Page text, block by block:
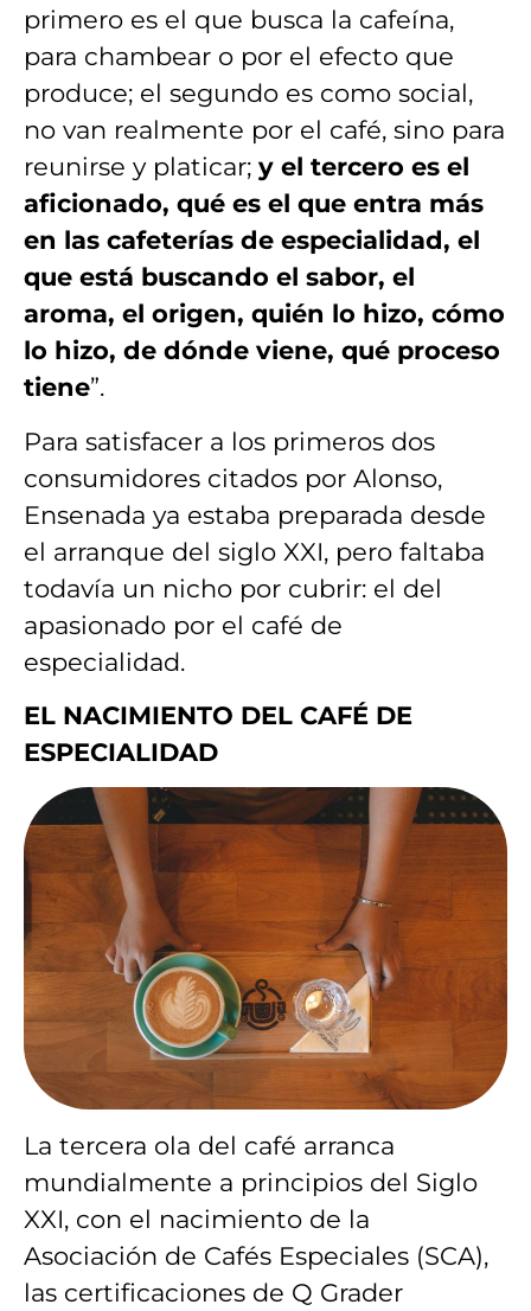
primero es el que busca la cafeína,
para chambear o por el efecto que
produce; el segundo es como social,
no van realmente por el café, sino para
reunirse y platicar; y el tercero es el
aficionado, qué es el que entra más
en las cafeterías de especialidad, el
que está buscando el sabor, el
aroma, el origen, quién lo hizo, cómo
lo hizo, de dónde viene, qué proceso
tiene”.
Para satisfacer a los primeros dos
consumidores citados por Alonso,
Ensenada ya estaba preparada desde
el arranque del siglo XXI, pero faltaba
todavía un nicho por cubrir: el del
apasionado por el café de
especialidad.
EL NACIMIENTO DEL CAFÉ DE
ESPECIALIDAD
La tercera ola del café arranca
mundialmente a principios del Siglo
XXI, con el nacimiento de la
Asociación de Cafés Especiales (SCA),
las certificaciones de Q Grader